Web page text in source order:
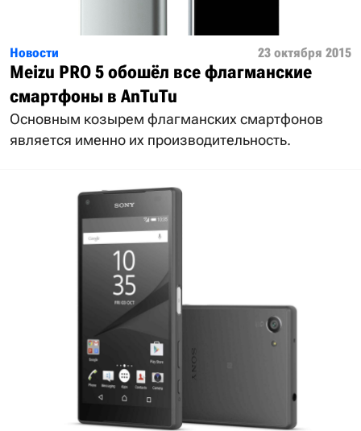
Новости 23 октября 2015
Meizu PRO 5 обошёл все флагманские
смартфоны в AnTuTu
Основным козырем флагманских смартфонов
является именно их производительность.